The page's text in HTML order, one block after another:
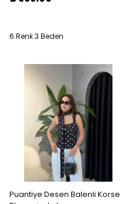
6 Renk 3 Beden
Puantiye Desen Balenli Korse